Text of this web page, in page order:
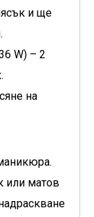
и ще
W) – 2
на
или матов